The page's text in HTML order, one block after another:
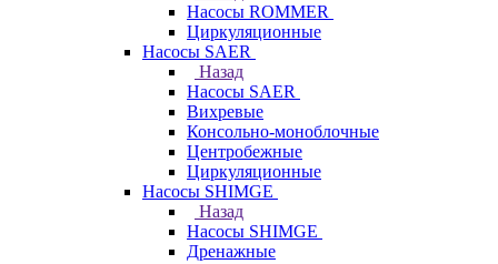
Насосы ROMMER
Циркуляционные
Насосы SAER
Назад
Насосы SAER
Вихревые
Консольно-моноблочные
Центробежные
Циркуляционные
Насосы SHIMGE
Назад
Насосы SHIMGE
Дренажные